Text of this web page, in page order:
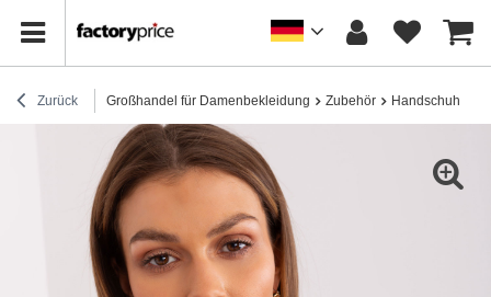
Zurück Großhandel für Damenbekleidung Zubehör Handschuhe